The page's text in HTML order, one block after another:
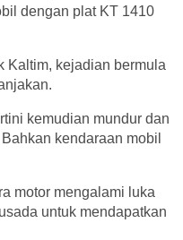
dengan plat KT 1410
Kaltim, kejadian bermula
kemudian mundur dan
kendaraan mobil
motor mengalami luka
untuk mendapatkan